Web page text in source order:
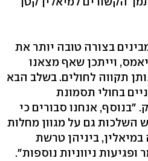
בצורה טובה יותר את
וייתכן שאף מצאנו
תקווה לחולים. בשלב הבא
בחולי תסמונת
"בנוסף, אנחנו סבורים כי
השלכות גם על מגוון מחלות
ביניהן טרשת
ניווניות נוספות".